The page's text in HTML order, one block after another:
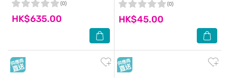
HK$635.00
(0)
HK$45.00
(0)